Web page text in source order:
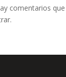
comentarios que